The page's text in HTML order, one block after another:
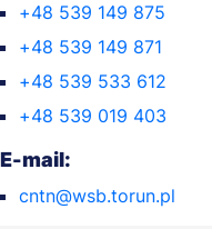
+48 539 149 875
+48 539 149 871
+48 539 533 612
+48 539 019 403
E-mail:
cntn@wsb.torun.pl